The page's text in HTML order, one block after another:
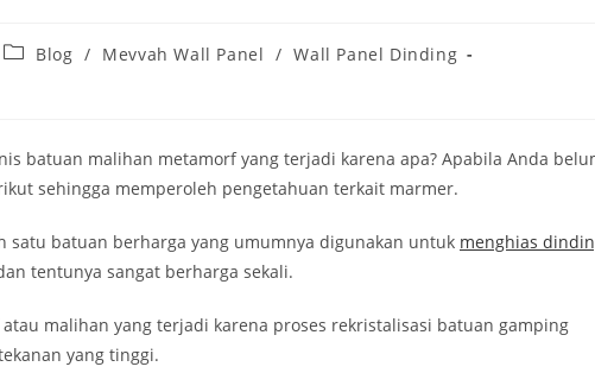
PostBlog / Mevvah Wall Panel / Wall Panel Dinding
batuan malihan metamorf yang terjadi karena apa? Apabila Anda
sehingga memperoleh pengetahuan terkait marmer.
satu batuan berharga yang umumnya digunakan untuk menghias
tentunya sangat berharga sekali.
malihan yang terjadi karena proses rekristalisasi batuan gamping
yang tinggi.